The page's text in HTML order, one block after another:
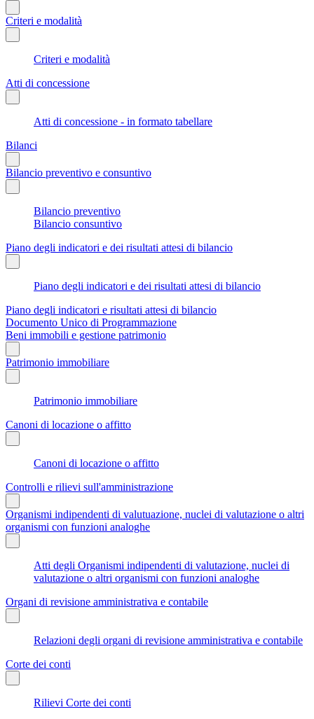
Criteri e modalità
Criteri e modalità
Atti di concessione
Atti di concessione - in formato tabellare
Bilanci
Bilancio preventivo e consuntivo
Bilancio preventivo
Bilancio consuntivo
Piano degli indicatori e dei risultati attesi di bilancio
Piano degli indicatori e dei risultati attesi di bilancio
Piano degli indicatori e risultati attesi di bilancio
Documento Unico di Programmazione
Beni immobili e gestione patrimonio
Patrimonio immobiliare
Patrimonio immobiliare
Canoni di locazione o affitto
Canoni di locazione o affitto
Controlli e rilievi sull'amministrazione
Organismi indipendenti di valutuazione, nuclei di valutazione o altri
organismi con funzioni analoghe
Atti degli Organismi indipendenti di valutazione, nuclei di
valutazione o altri organismi con funzioni analoghe
Organi di revisione amministrativa e contabile
Relazioni degli organi di revisione amministrativa e contabile
Corte dei conti
Rilievi Corte dei conti